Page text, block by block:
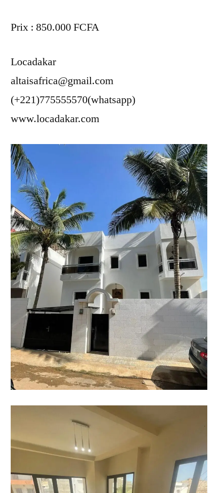
Prix : 850.000 FCFA
Locadakar
altaisafrica@gmail.com
(+221)775555570(whatsapp)
www.locadakar.com